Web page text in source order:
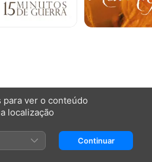
para ver o conteúdo
localização
Continuar